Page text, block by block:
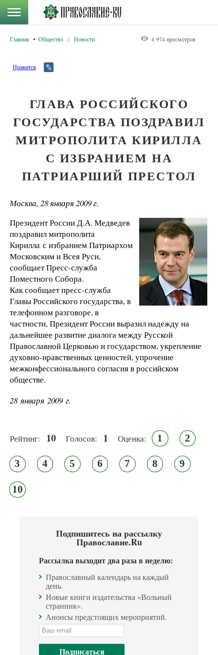
Главная Общество : Новости 4 974 просмотров
Нравится
ГЛАВА РОССИЙСКОГО
ГОСУДАРСТВА ПОЗДРАВИЛ
МИТРОПОЛИТА КИРИЛЛА
С ИЗБРАНИЕМ НА
ПАТРИАРШИЙ ПРЕСТОЛ
Москва, 28 января 2009 г.
Президент России Д.А. Медведев
поздравил митрополита
Кирилла с избранием Патриархом
Московским и Всея Руси,
сообщает Пресс-служба
Поместного Собора.
Как сообщает пресс-служба
Главы Российского государства, в
телефонном разговоре, в
частности, Президент России выразил надежду на
дальнейшее развитие диалога между Русской
Православной Церковью и государством, укрепление
духовно-нравственных ценностей, упрочение
межконфессионального согласия в российском
обществе.
28 января 2009 г.
Рейтинг: 10 Голосов: 1 Оценка: 1 2
3 4 5 6 7 8 9
10
Подпишитесь на рассылку
Православие.Ru
Рассылка выходит два раза в неделю:
Православный календарь на каждый
день.
Новые книги издательства «Вольный
странник».
Анонсы предстоящих мероприятий.